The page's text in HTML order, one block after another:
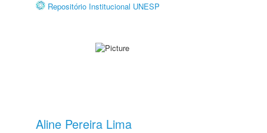
Repositório Institucional UNESP
Aline Pereira Lima